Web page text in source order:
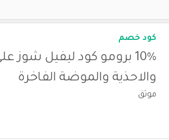
كود خصم
10% برومو كود ليفيل شوز
والاحذية والموضة الفاخرة
موثق